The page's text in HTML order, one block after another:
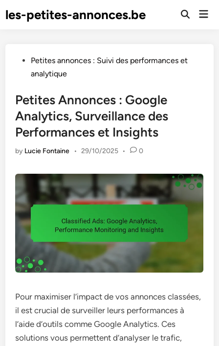
toles-petites-annonces.be
Open
PostedPetites annonces : Suivi des performances et
analytique
Petites Annonces : Google
Analytics, Surveillance des
Performances et Insights
by Lucie Fontaine • 29/10/2025 • 0
Pour maximiser l’impact de vos annonces classées,
il est crucial de surveiller leurs performances à
l’aide d’outils comme Google Analytics. Ces
solutions vous permettent d’analyser le trafic,